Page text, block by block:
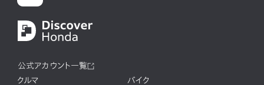
公式アカウント一覧
クルマ
バイク